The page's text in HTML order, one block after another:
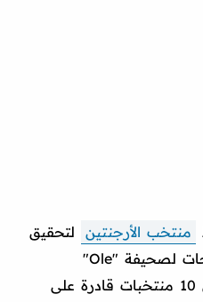
منتخب الأرجنتين
لتحقيق
كأس العالم وقال في تصريحات لصحيفة "Ole"
الأرجنتينية: "هناك لا يقل عن 10 منتخبات قادرة على